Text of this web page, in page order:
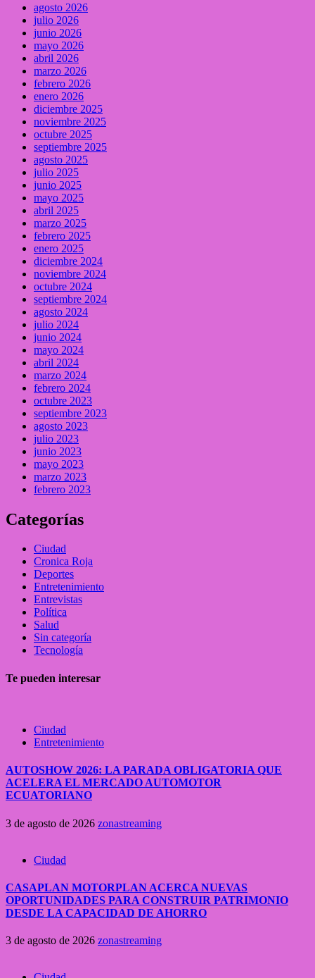
agosto 2026
julio 2026
junio 2026
mayo 2026
abril 2026
marzo 2026
febrero 2026
enero 2026
diciembre 2025
noviembre 2025
octubre 2025
septiembre 2025
agosto 2025
julio 2025
junio 2025
mayo 2025
abril 2025
marzo 2025
febrero 2025
enero 2025
diciembre 2024
noviembre 2024
octubre 2024
septiembre 2024
agosto 2024
julio 2024
junio 2024
mayo 2024
abril 2024
marzo 2024
febrero 2024
octubre 2023
septiembre 2023
agosto 2023
julio 2023
junio 2023
mayo 2023
marzo 2023
febrero 2023
Categorías
Ciudad
Cronica Roja
Deportes
Entretenimiento
Entrevistas
Política
Salud
Sin categoría
Tecnología
Te pueden interesar
Ciudad
Entretenimiento
AUTOSHOW 2026: LA PARADA OBLIGATORIA QUE
ACELERA EL MERCADO AUTOMOTOR
ECUATORIANO
3 de agosto de 2026 zonastreaming
Ciudad
CASAPLAN MOTORPLAN ACERCA NUEVAS
OPORTUNIDADES PARA CONSTRUIR PATRIMONIO
DESDE LA CAPACIDAD DE AHORRO
3 de agosto de 2026 zonastreaming